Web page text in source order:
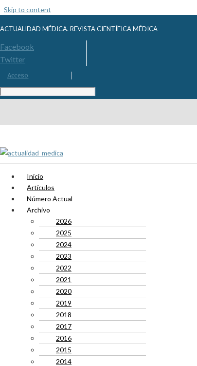
Skip to content
ACTUALIDAD MÉDICA. REVISTA CIENTÍFICA MÉDICA
Facebook
Twitter
Acceso
Inicio
Artículos
Número Actual
Archivo
2026
2025
2024
2023
2022
2021
2020
2019
2018
2017
2016
2015
2014